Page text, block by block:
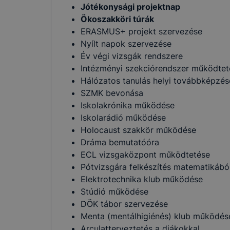
Jótékonysági projektnap
Ökoszakköri túrák
ERASMUS+ projekt szervezése
Nyílt napok szervezése
Év végi vizsgák rendszere
Intézményi szekciórendszer
Hálózatos tanulás helyi
SZMK bevonása
Iskolakrónika működése
Iskolarádió működése
Holocaust szakkör működése
Dráma bemutatóóra
ECL vizsgaközpont működtetése
Pótvizsgára felkészítés
Elektrotechnika klub működése
Stúdió működése
DÖK tábor szervezése
Menta (mentálhigiénés) klub